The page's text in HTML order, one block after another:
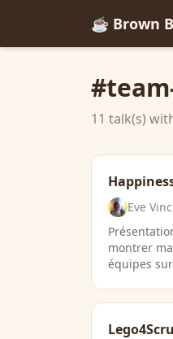
☕ Brown
11 talk(s)
Eve
montrer
équipes